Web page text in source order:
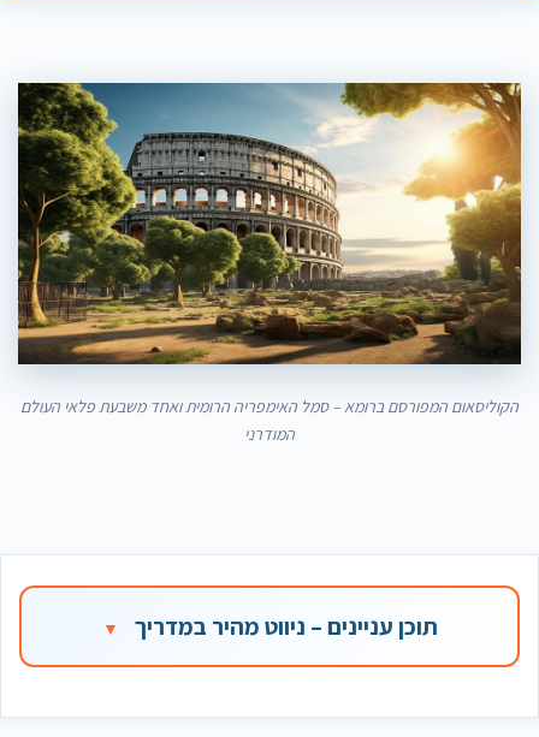
הקוליסאום המפורסם ברומא – סמל האימפריה הרומית ואחד משבעת פלאי העולם
המודרני
תוכן עניינים – ניווט מהיר במדריך